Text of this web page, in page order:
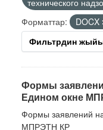
технического
Форматтар:
DOCX
Фильтрдин
Формы
Едином окне
Формы заявлений
МПРЭТН КР